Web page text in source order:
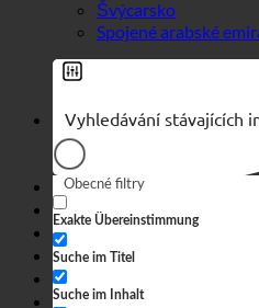
Obecné filtry
Exakte Übereinstimmung
Suche im Titel
Suche im Inhalt
Vyhledávání v úryvku
Tvrdá
Spotřeba
Webový